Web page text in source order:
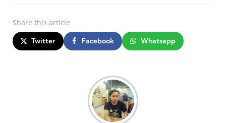
Share this article
Twitter Facebook Whatsapp